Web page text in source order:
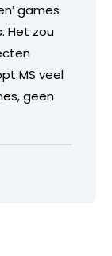
games
Het zou
MS veel
geen